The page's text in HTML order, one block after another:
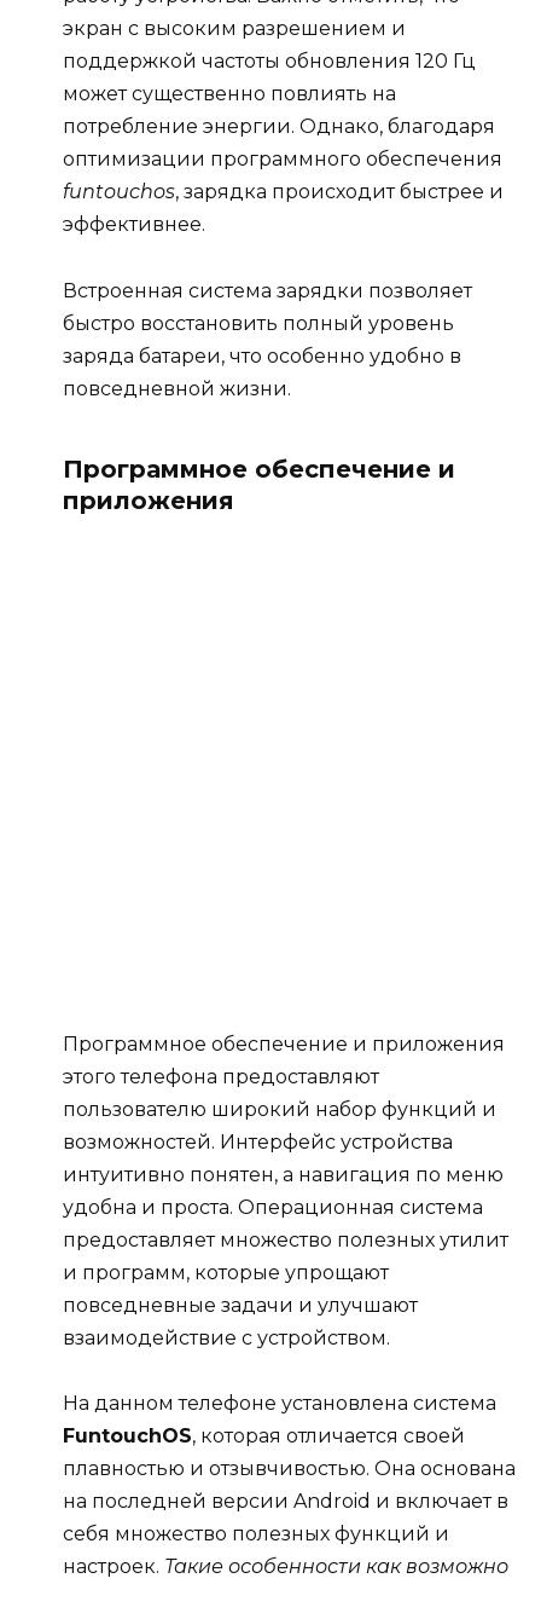
экран с высоким разрешением и
поддержкой частоты обновления 120 Гц
может существенно повлиять на
потребление энергии. Однако, благодаря
оптимизации программного обеспечения
funtouchos, зарядка происходит быстрее и
эффективнее.
Встроенная система зарядки позволяет
быстро восстановить полный уровень
заряда батареи, что особенно удобно в
повседневной жизни.
Программное обеспечение и
приложения
Программное обеспечение и приложения
этого телефона предоставляют
пользователю широкий набор функций и
возможностей. Интерфейс устройства
интуитивно понятен, а навигация по меню
удобна и проста. Операционная система
предоставляет множество полезных утилит
и программ, которые упрощают
повседневные задачи и улучшают
взаимодействие с устройством.
На данном телефоне установлена система
FuntouchOS, которая отличается своей
плавностью и отзывчивостью. Она основана
на последней версии Android и включает в
себя множество полезных функций и
настроек. Такие особенности как возможно